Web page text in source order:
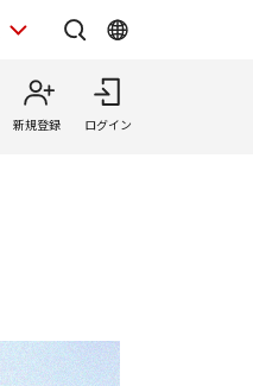
新規登録 ログイン